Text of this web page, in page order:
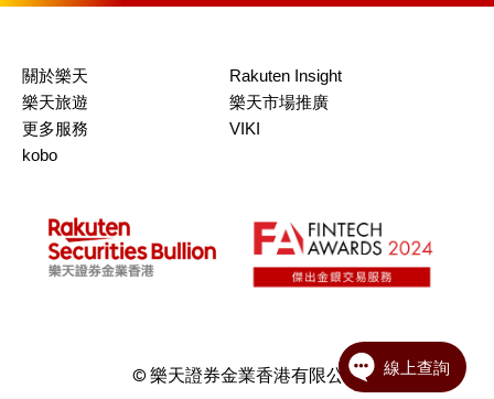
關於樂天
Rakuten Insight
樂天旅遊
樂天市場推廣
更多服務
VIKI
kobo
© 樂天證券金業香港有限公司